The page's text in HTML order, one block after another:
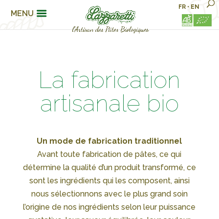
MENU
FR • EN
La fabrication
artisanale bio
Un mode de fabrication traditionnel
Avant toute fabrication de pâtes, ce qui
détermine la qualité d’un produit transformé, ce
sont les ingrédients qui les composent, ainsi
nous sélectionnons avec le plus grand soin
l’origine de nos ingrédients selon leur puissance